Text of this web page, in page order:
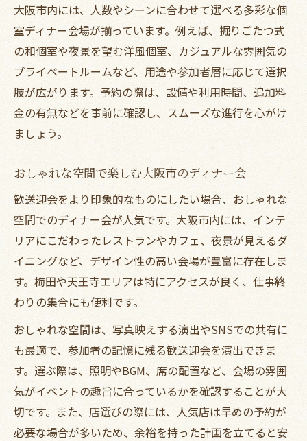
大阪市内には、人数やシーンに合わせて選べる多彩な個
室ディナー会場が揃っています。例えば、掘りごたつ式
の和個室や夜景を望む洋風個室、カジュアルな雰囲気の
プライベートルームなど、用途や参加者層に応じて選択
肢が広がります。予約の際は、設備や利用時間、追加料
金の有無などを事前に確認し、スムーズな進行を心がけ
ましょう。
おしゃれな空間で楽しむ大阪市のディナー会
歓送迎会をより印象的なものにしたい場合、おしゃれな
空間でのディナー会が人気です。大阪市内には、インテ
リアにこだわったレストランやカフェ、夜景が見えるダ
イニングなど、デザイン性の高い会場が豊富に存在しま
す。梅田や天王寺エリアは特にアクセスが良く、仕事終
わりの集合にも便利です。
おしゃれな空間は、写真映えする演出やSNSでの共有に
も最適で、参加者の記憶に残る歓送迎会を演出できま
す。選ぶ際は、照明やBGM、席の配置など、会場の雰囲
気がイベントの趣旨に合っているかを確認することが大
切です。また、店選びの際には、人気店は早めの予約が
必要な場合が多いため、余裕を持った計画を立てると安